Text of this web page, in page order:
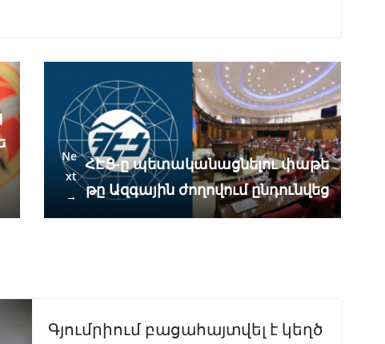
Ne
xt
→
ՀԷՑ-ը պետականացնելու փաթե
թը Ազգային ժողովում ընդունվեց
Գյումրիում բացահայտվել է կեղծ